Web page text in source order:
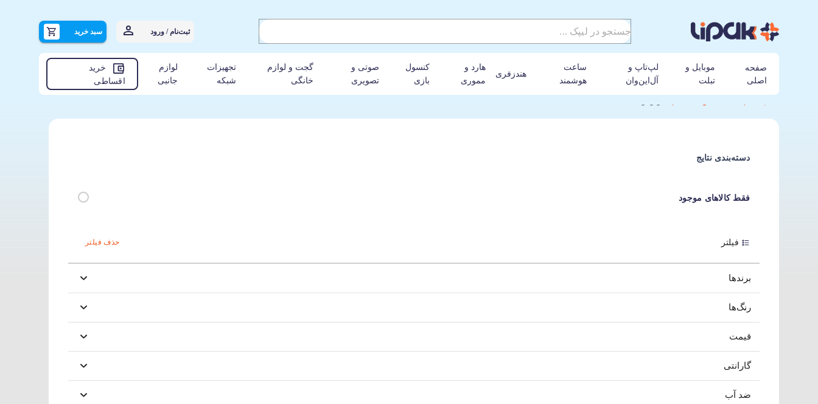
ثبت‌نام / ورود سبد خرید
صفحه
اصلی
موبایل و
تبلت
لپ‌تاپ و
آل‌این‌وان
ساعت
هوشمند
هندزفری
هارد و
مموری
کنسول
بازی
صوتی و
تصویری
گجت و لوازم
خانگی
تجهیزات
شبکه
لوازم
جانبی
خرید
اقساطی
دسته‌بندی نتایج
فقط کالاهای موجود
فیلتر حذف فیلتر
برندها
رنگ‌ها
قیمت
گارانتی
ضد آب